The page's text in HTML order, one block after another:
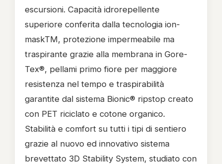
escursioni. Capacità idrorepellente
superiore conferita dalla tecnologia ion-
maskTM, protezione impermeabile ma
traspirante grazie alla membrana in Gore-
Tex®, pellami primo fiore per maggiore
resistenza nel tempo e traspirabilità
garantite dal sistema Bionic® ripstop creato
con PET riciclato e cotone organico.
Stabilità e comfort su tutti i tipi di sentiero
grazie al nuovo ed innovativo sistema
brevettato 3D Stability System, studiato con